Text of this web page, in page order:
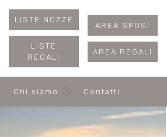
LISTE NOZZE
LISTE
REGALI
AREA SPOSI
AREA REGALI
Chi siamo Contatti